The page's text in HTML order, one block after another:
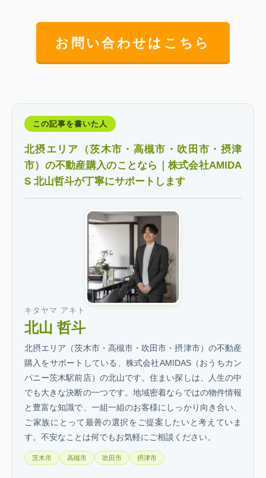
お問い合わせはこちら
この記事を書いた人
北摂エリア（茨木市・高槻市・吹田市・摂津
市）の不動産購入のことなら｜株式会社AMIDA
S 北山哲斗が丁寧にサポートします
キタヤマ アキト
北山 哲斗
北摂エリア（茨木市・高槻市・吹田市・摂津市）の不動産
購入をサポートしている、株式会社AMIDAS（おうちカン
パニー茨木駅前店）の北山です。住まい探しは、人生の中
でも大きな決断の一つです。地域密着ならではの物件情報
と豊富な知識で、一組一組のお客様にしっかり向き合い、
ご家族にとって最善の選択をご提案したいと考えていま
す。不安なことは何でもお気軽にご相談ください。
茨木市 高槻市 吹田市 摂津市